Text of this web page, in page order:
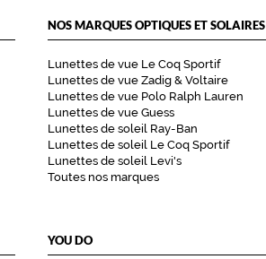
NOS MARQUES OPTIQUES ET SOLAIRES
Lunettes de vue Le Coq Sportif
Lunettes de vue Zadig & Voltaire
Lunettes de vue Polo Ralph Lauren
Lunettes de vue Guess
Lunettes de soleil Ray-Ban
Lunettes de soleil Le Coq Sportif
Lunettes de soleil Levi's
Toutes nos marques
YOU DO